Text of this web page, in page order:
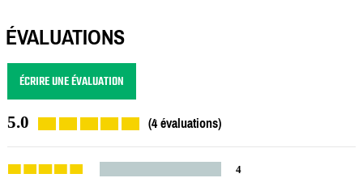
ÉVALUATIONS
ÉCRIRE UNE ÉVALUATION
5.0 (4 évaluations)
4